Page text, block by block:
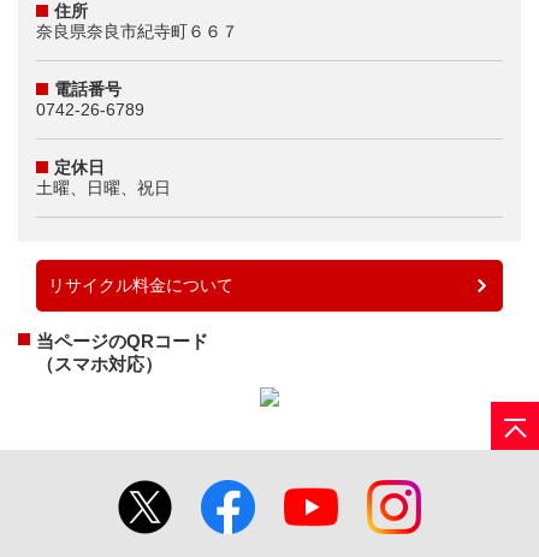
住所
奈良県奈良市紀寺町６６７
電話番号
0742-26-6789
定休日
土曜、日曜、祝日
リサイクル料金について
当ページのQRコード
（スマホ対応）